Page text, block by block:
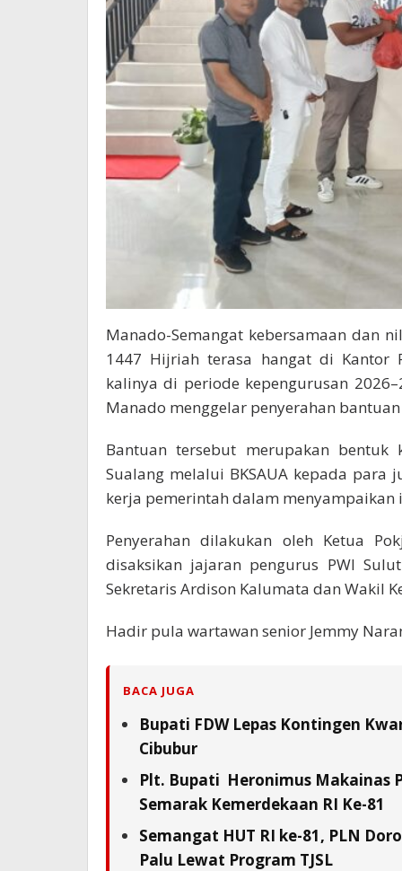
Manado-Semangat kebersamaan dan
1447 Hijriah terasa hangat di Kantor
kalinya di periode kepengurusan
Manado menggelar penyerahan
Bantuan tersebut merupakan
Sualang melalui BKSAUA kepada
kerja pemerintah dalam
Penyerahan dilakukan oleh Ketua
disaksikan jajaran pengurus PWI
Sekretaris Ardison Kalumata dan Wakil
Hadir pula wartawan senior Jemmy
BACA JUGA
Bupati FDW Lepas Kontingen
Cibubur
Plt. Bupati Heronimus Makainas
Semarak Kemerdekaan RI Ke-81
Semangat HUT RI ke-81, PLN
Palu Lewat Program TJSL